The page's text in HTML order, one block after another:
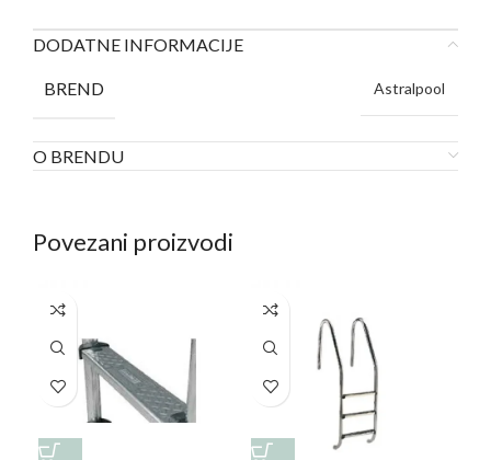
DODATNE INFORMACIJE
BREND Astralpool
O BRENDU
Povezani proizvodi